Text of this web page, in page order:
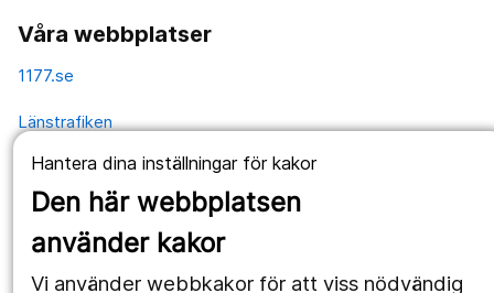
Hantera dina inställningar för kakor
Den här webbplatsen
använder kakor
Vi använder webbkakor för att viss nödvändig
Våra webbplatser
1177.se
Länstrafiken
Vårdgivare
Utveckling